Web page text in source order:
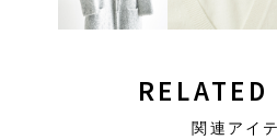
関連アイ